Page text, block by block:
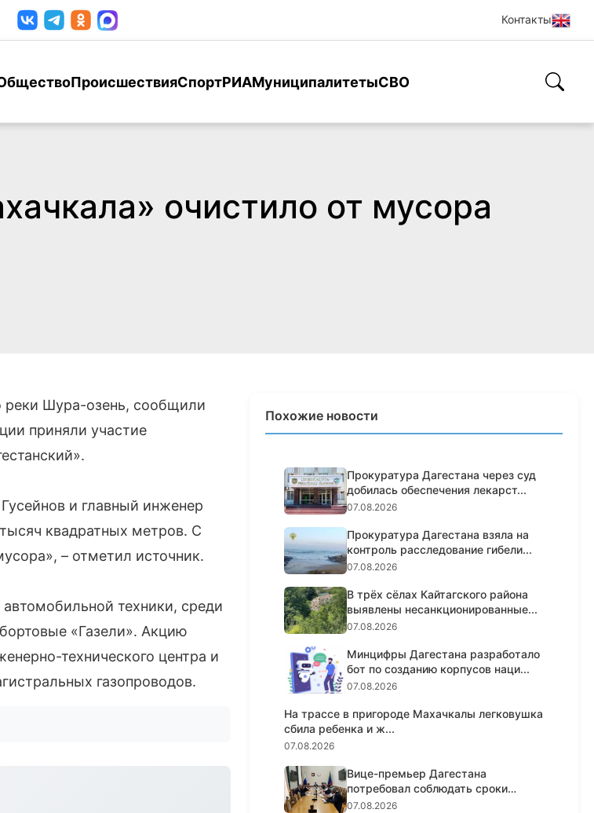
Контакты
ПроисшествияСпортРИАМуниципалитетыСВО
очистило от мусора
реки Шура-озень, сообщили
приняли участие
и главный инженер
квадратных метров. С
– отметил источник.
техники, среди
«Газели». Акцию
технического центра и
газопроводов.
Похожие новости
Прокуратура Дагестана через суд
добилась обеспечения лекарст...
07.08.2026
Прокуратура Дагестана взяла на
контроль расследование гибели...
07.08.2026
В трёх сёлах Кайтагского района
выявлены несанкционированные...
07.08.2026
Минцифры Дагестана разработало
бот по созданию корпусов наци...
07.08.2026
На трассе в пригороде Махачкалы легковушка
сбила ребенка и ж...
07.08.2026
Вице-премьер Дагестана
потребовал соблюдать сроки
реализации...
07.08.2026